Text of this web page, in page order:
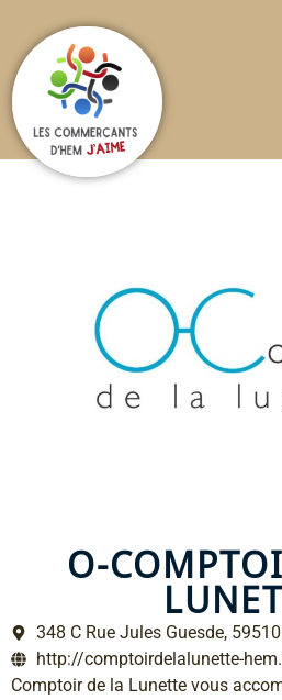
O-
348 C Rue Jules Guesde,
http://comptoirdelalunette-
Comptoir de la Lunette vous